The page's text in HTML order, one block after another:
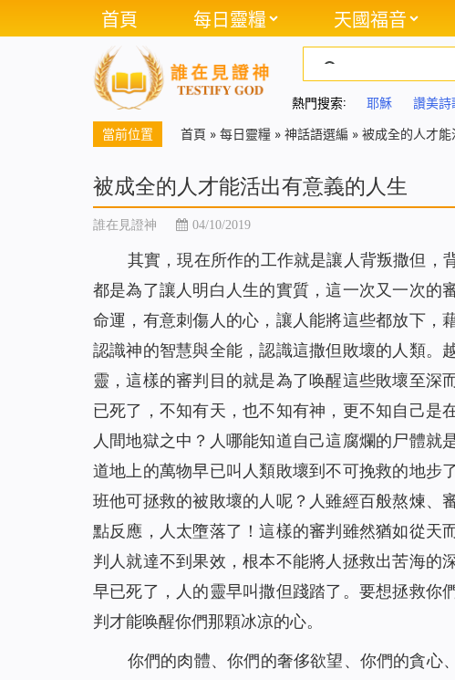
首頁 每日靈糧 天國福音
熱門搜索: 耶穌 讚美詩
當前位置 首頁 » 每日靈糧 » 神話語選編 » 被成全的人才
被成全的人才能活出有意義的人生
誰在見證神 04/10/2019
其實，現在所作的工作就是讓人背叛撒但，
都是為了讓人明白人生的實質，這一次又一次的
命運，有意刺傷人的心，讓人能將這些都放下，
認識神的智慧與全能，認識這撒但敗壞的人類。
靈，這樣的審判目的就是為了唤醒這些敗壞至深
已死了，不知有天，也不知有神，更不知自己是
人間地獄之中？人哪能知道自己這腐爛的尸體
道地上的萬物早已叫人類敗壞到不可挽救的地步
班他可拯救的被敗壞的人呢？人雖經百般熬煉、
點反應，人太墮落了！這樣的審判雖然猶如從天
判人就達不到果效，根本不能將人拯救出苦海的
早已死了，人的靈早叫撒但踐踏了。要想拯救你
判才能唤醒你們那顆冰凉的心。
你們的肉體、你們的奢侈欲望、你們的貪心